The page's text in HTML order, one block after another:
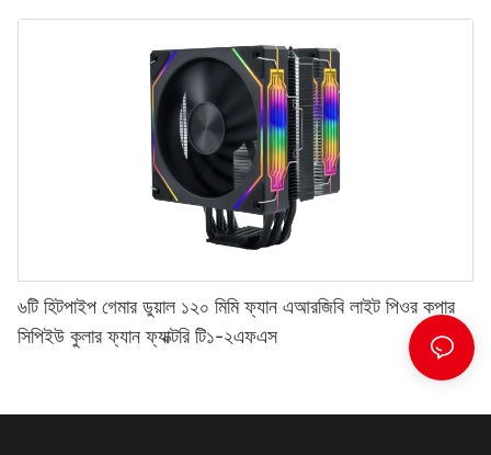
৬টি হিটপাইপ গেমার ডুয়াল ১২০ মিমি ফ্যান এআরজিবি লাইট পিওর কপার
সিপিইউ কুলার ফ্যান ফ্যাক্টরি টি১-২এফএস